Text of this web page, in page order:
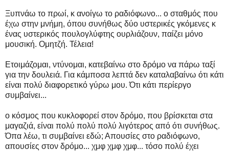
Ξυπνάω το πρωί, κ ανοίγω το ραδιόφωνο... ο σταθμός που
έχω στην μνήμη, όπου συνήθως δύο υστερικές γκόμενες κ
ένας υστερικός πουλογλύφτης ουρλιάζουν, παίζει μόνο
μουσική. Ομητζή. Τέλεια!
Ετοιμάζομαι, ντύνομαι, κατεβαίνω στο δρόμο να πάρω ταξί
για την δουλειά. Για κάμποσα λεπτά δεν καταλαβαίνω ότι κάτι
είναι πολύ διαφορετικό γύρω μου. Ότι κάτι περίεργο
συμβαίνει...
ο κόσμος που κυκλοφορεί στον δρόμο, που βρίσκεται στα
μαγαζιά, είναι πολύ πολύ πολύ λιγότερος από ότι συνήθως.
Όπα λέω, τι συμβαίνει εδώ; Απουσίες στο ραδιόφωνο,
απουσίες στον δρόμο... χμφ χμφ χμφ... τόσο πολύ έχει